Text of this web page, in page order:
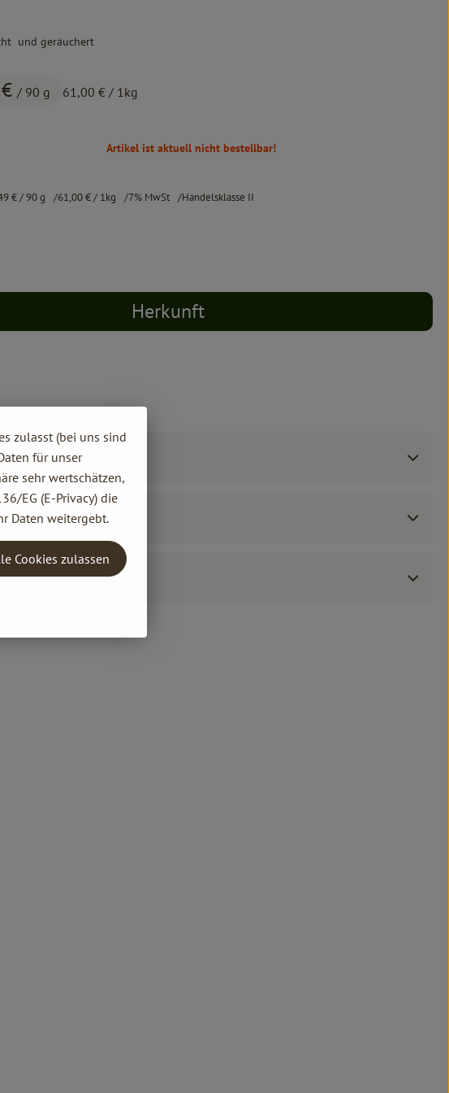
und geräuchert
/ 90 g 61,00 € / 1kg
Artikel ist aktuell nicht bestellbar!
€/ 90 g 61,00 €/ 1kg 7% MwSt Handelsklasse II
Herkunft
zulasst (bei uns sind
für unser
sehr wertschätzen,
EG (E-Privacy) die
Daten weitergebt.
Cookies zulassen